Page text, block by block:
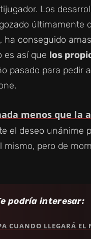
Los
últimamente
ha conseguido
es así que los
pasado para pedir
menos que la
el deseo unánime
pero de
podría interesar:
CUANDO LLEGARÁ EL